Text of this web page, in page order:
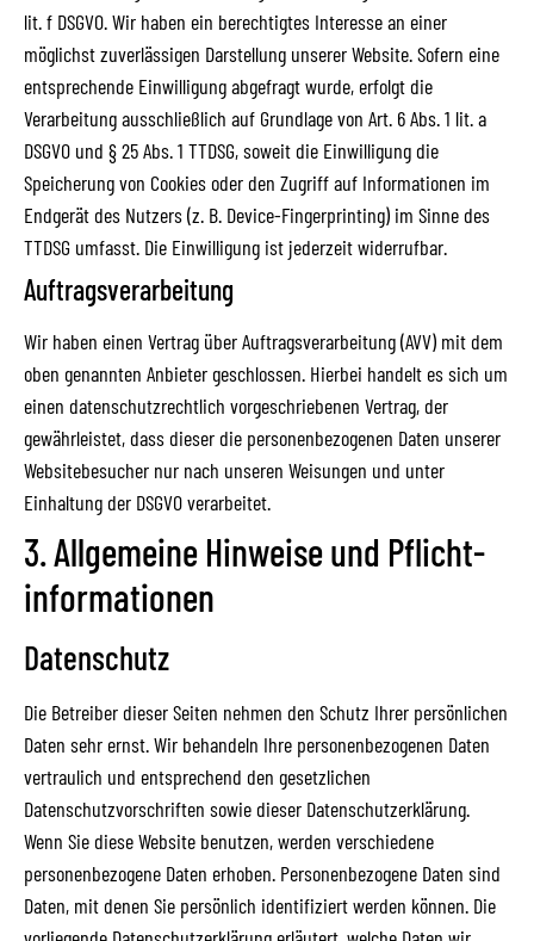
lit. f DSGVO. Wir haben ein berechtigtes Interesse an einer
möglichst zuverlässigen Darstellung unserer Website. Sofern eine
entsprechende Einwilligung abgefragt wurde, erfolgt die
Verarbeitung ausschließlich auf Grundlage von Art. 6 Abs. 1 lit. a
DSGVO und § 25 Abs. 1 TTDSG, soweit die Einwilligung die
Speicherung von Cookies oder den Zugriff auf Informationen im
Endgerät des Nutzers (z. B. Device-Fingerprinting) im Sinne des
TTDSG umfasst. Die Einwilligung ist jederzeit widerrufbar.
Auftragsverarbeitung
Wir haben einen Vertrag über Auftragsverarbeitung (AVV) mit dem
oben genannten Anbieter geschlossen. Hierbei handelt es sich um
einen datenschutzrechtlich vorgeschriebenen Vertrag, der
gewährleistet, dass dieser die personenbezogenen Daten unserer
Websitebesucher nur nach unseren Weisungen und unter
Einhaltung der DSGVO verarbeitet.
3. Allgemeine Hinweise und Pflicht­
informationen
Datenschutz
Die Betreiber dieser Seiten nehmen den Schutz Ihrer persönlichen
Daten sehr ernst. Wir behandeln Ihre personenbezogenen Daten
vertraulich und entsprechend den gesetzlichen
Datenschutzvorschriften sowie dieser Datenschutzerklärung.
Wenn Sie diese Website benutzen, werden verschiedene
personenbezogene Daten erhoben. Personenbezogene Daten sind
Daten, mit denen Sie persönlich identifiziert werden können. Die